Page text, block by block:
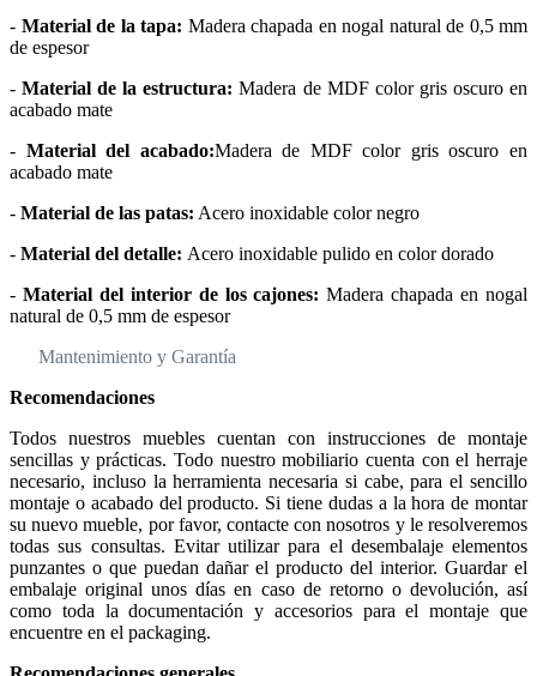
- Material de la tapa: Madera chapada en nogal natural de 0,5 mm
de espesor
- Material de la estructura:Madera de MDF color gris oscuro en
acabado mate
- Material del acabado:Madera de MDF color gris oscuro en
acabado mate
- Material de las patas: Acero inoxidable color negro
- Material del detalle: Acero inoxidable pulido en color dorado
- Material del interior de los cajones:Madera chapada en nogal
natural de 0,5 mm de espesor
Mantenimiento y Garantía
Recomendaciones
Todos nuestros muebles cuentan con instrucciones de montaje
sencillas y prácticas. Todo nuestro mobiliario cuenta con el herraje
necesario, incluso la herramienta necesaria si cabe, para el sencillo
montaje o acabado del producto. Si tiene dudas a la hora de montar
su nuevo mueble, por favor, contacte con nosotros y le resolveremos
todas sus consultas. Evitar utilizar para el desembalaje elementos
punzantes o que puedan dañar el producto del interior. Guardar el
embalaje original unos días en caso de retorno o devolución, así
como toda la documentación y accesorios para el montaje que
encuentre en el packaging.